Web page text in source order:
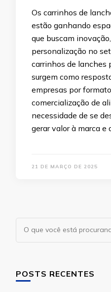
Os carrinhos de
estão ganhando
que buscam
personalização no
carrinhos de lanches
surgem como
empresas por
comercialização de
necessidade de se
gerar valor à marca
21 DE MARÇO DE 2025
Procurando
algo?
POSTS RECENTES